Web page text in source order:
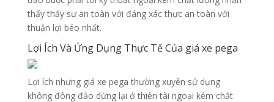
thấy thấy sự an toàn với đáng xác thực an toàn với
thuận lợi béo nhất.
Lợi Ích Và Ứng Dụng Thực Tế Của giá xe pega
Lợi ích nhưng giá xe pega thường xuyên sử dụng
không đông đảo dừng lại ở thiên tài ngoại kém chất